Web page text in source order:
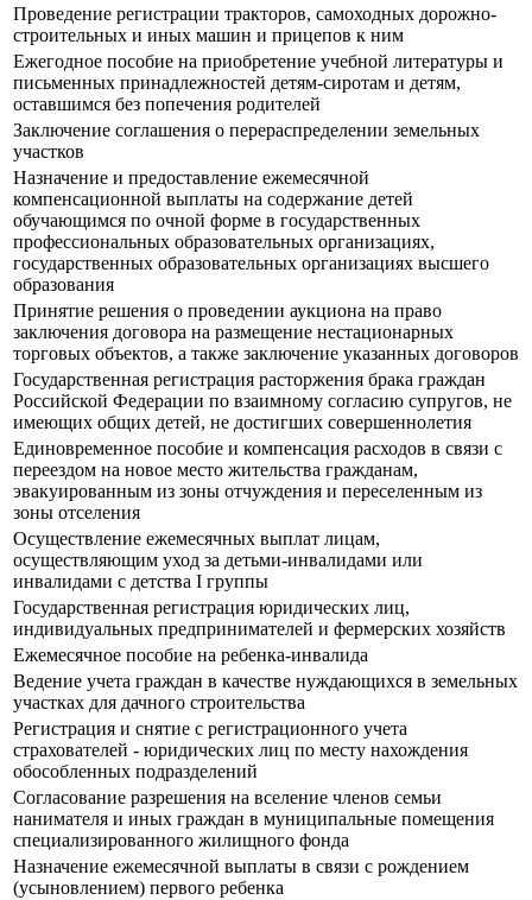
Проведение регистрации тракторов, самоходных дорожно-
строительных и иных машин и прицепов к ним
Ежегодное пособие на приобретение учебной литературы и
письменных принадлежностей детям-сиротам и детям,
оставшимся без попечения родителей
Заключение соглашения о перераспределении земельных
участков
Назначение и предоставление ежемесячной
компенсационной выплаты на содержание детей
обучающимся по очной форме в государственных
профессиональных образовательных организациях,
государственных образовательных организациях высшего
образования
Принятие решения о проведении аукциона на право
заключения договора на размещение нестационарных
торговых объектов, а также заключение указанных договоров
Государственная регистрация расторжения брака граждан
Российской Федерации по взаимному согласию супругов, не
имеющих общих детей, не достигших совершеннолетия
Единовременное пособие и компенсация расходов в связи с
переездом на новое место жительства гражданам,
эвакуированным из зоны отчуждения и переселенным из
зоны отселения
Осуществление ежемесячных выплат лицам,
осуществляющим уход за детьми-инвалидами или
инвалидами с детства I группы
Государственная регистрация юридических лиц,
индивидуальных предпринимателей и фермерских хозяйств
Ежемесячное пособие на ребенка-инвалида
Ведение учета граждан в качестве нуждающихся в земельных
участках для дачного строительства
Регистрация и снятие с регистрационного учета
страхователей - юридических лиц по месту нахождения
обособленных подразделений
Согласование разрешения на вселение членов семьи
нанимателя и иных граждан в муниципальные помещения
специализированного жилищного фонда
Назначение ежемесячной выплаты в связи с рождением
(усыновлением) первого ребенка